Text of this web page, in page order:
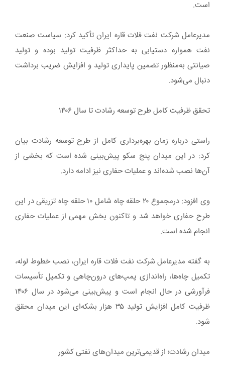
است.
مدیرعامل شرکت نفت فلات قاره ایران تأکید کرد: سیاست صنعت
نفت همواره دستیابی به حداکثر ظرفیت تولید بوده و تولید
صیانتی به‌منظور تضمین پایداری تولید و افزایش ضریب برداشت
دنبال می‌شود.
تحقق ظرفیت کامل طرح توسعه رشادت تا سال ۱۴۰۶
راستی درباره زمان بهره‌برداری کامل از طرح توسعه رشادت بیان
کرد: در این میدان پنج سکو پیش‌بینی شده است که بخشی از
آن‌ها نصب شده‌اند و عملیات حفاری نیز ادامه دارد.
وی افزود: درمجموع ۲۰ حلقه چاه شامل ۱۰ حلقه چاه تزریقی در این
طرح حفاری خواهد شد و تاکنون بخش مهمی از عملیات حفاری
انجام شده است.
به گفته مدیرعامل شرکت نفت فلات قاره ایران، نصب خطوط لوله،
تکمیل چاه‌ها، راه‌اندازی پمپ‌های درون‌چاهی و تکمیل تأسیسات
فرآورشی در حال انجام است و پیش‌بینی می‌شود در سال ۱۴۰۶
ظرفیت کامل افزایش تولید ۳۵ هزار بشکه‌ای این میدان محقق
شود.
میدان رشادت؛ از قدیمی‌ترین میدان‌های نفتی کشور